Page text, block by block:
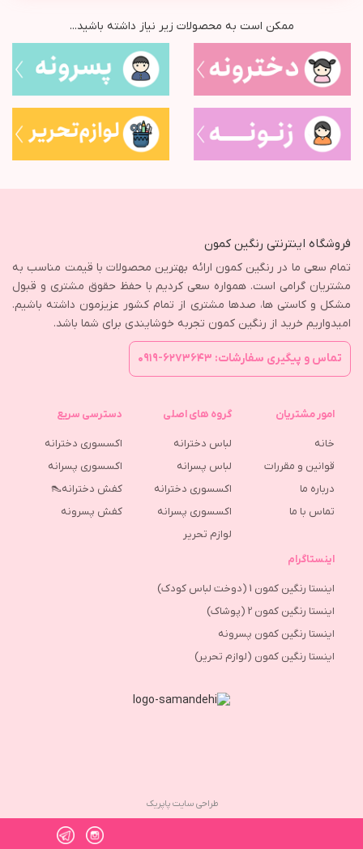
ممکن است به محصولات زیر نیاز داشته باشید...
فروشگاه اینترنتی رنگین کمون
تمام سعی ما در رنگین کمون ارائه بهترین محصولات با قیمت مناسب به
مشتریان گرامی است. همواره سعی کردیم با حفظ حقوق مشتری و قبول
مشکل و کاستی ها، صدها مشتری از تمام کشور عزیزمون داشته باشیم.
امیدواریم خرید از رنگین کمون تجربه خوشایندی برای شما باشد.
تماس و پیگیری سفارشات: ۶۲۷۳۶۴۳-۰۹۱۹
امور مشتریان
خانه
قوانین و مقررات
درباره ما
تماس با ما
گروه های اصلی
لباس دخترانه
لباس پسرانه
اکسسوری دخترانه
اکسسوری پسرانه
لوازم تحریر
دسترسی سریع
اکسسوری دخترانه
اکسسوری پسرانه
کفش دخترانه👠
كفش پسرونه
اینستاگرام
اینستا رنگین کمون 1 (دوخت لباس کودک)
اینستا رنگین کمون 2 (پوشاک)
اینستا رنگین کمون پسرونه
اینستا رنگین کمون (لوازم تحریر)
طراحی سایت پاپریک